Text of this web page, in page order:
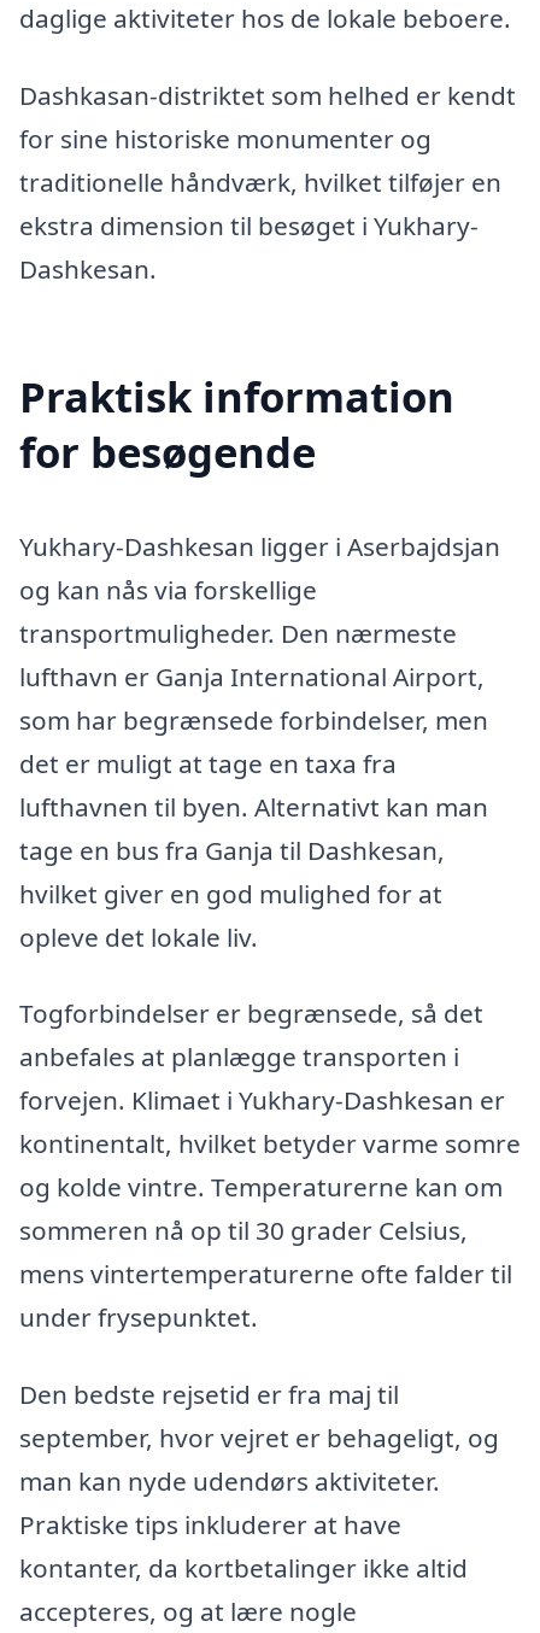
daglige aktiviteter hos de lokale beboere.
Dashkasan-distriktet som helhed er kendt
for sine historiske monumenter og
traditionelle håndværk, hvilket tilføjer en
ekstra dimension til besøget i Yukhary-
Dashkesan.
Praktisk information
for besøgende
Yukhary-Dashkesan ligger i Aserbajdsjan
og kan nås via forskellige
transportmuligheder. Den nærmeste
lufthavn er Ganja International Airport,
som har begrænsede forbindelser, men
det er muligt at tage en taxa fra
lufthavnen til byen. Alternativt kan man
tage en bus fra Ganja til Dashkesan,
hvilket giver en god mulighed for at
opleve det lokale liv.
Togforbindelser er begrænsede, så det
anbefales at planlægge transporten i
forvejen. Klimaet i Yukhary-Dashkesan er
kontinentalt, hvilket betyder varme somre
og kolde vintre. Temperaturerne kan om
sommeren nå op til 30 grader Celsius,
mens vintertemperaturerne ofte falder til
under frysepunktet.
Den bedste rejsetid er fra maj til
september, hvor vejret er behageligt, og
man kan nyde udendørs aktiviteter.
Praktiske tips inkluderer at have
kontanter, da kortbetalinger ikke altid
accepteres, og at lære nogle